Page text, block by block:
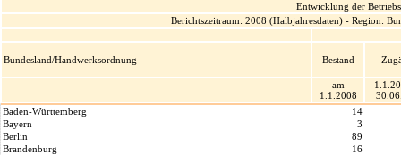
Entwicklung der
Berichtszeitraum: 2008 (Halbjahresdaten) - Region:
Bundesland/Handwerksordnung Bestand
am
1.1.2008
Baden-Württemberg
14
Bayern
3
Berlin
89
Brandenburg
16